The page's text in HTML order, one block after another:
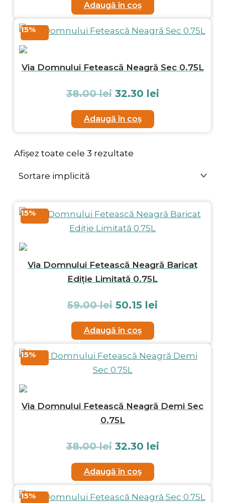
Adaugă în coș
15%
Via Domnului Fetească Neagră Sec 0.75L
38.00lei 32.30 lei
Adaugă în coș
Afișez toate cele 3 rezultate
15%
Via Domnului Fetească Neagră Baricat
Ediție Limitată 0.75L
59.00lei 50.15 lei
Adaugă în coș
15%
Via Domnului Fetească Neagră Demi Sec
0.75L
38.00lei 32.30 lei
Adaugă în coș
15%